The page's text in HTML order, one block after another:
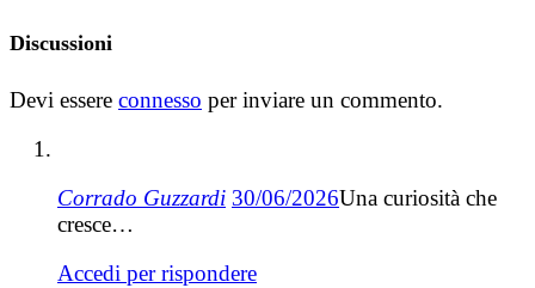
Discussioni
Devi essere connesso per inviare un commento.
Corrado Guzzardi 30/06/2026Una curiosità che
cresce…
Accedi per rispondere